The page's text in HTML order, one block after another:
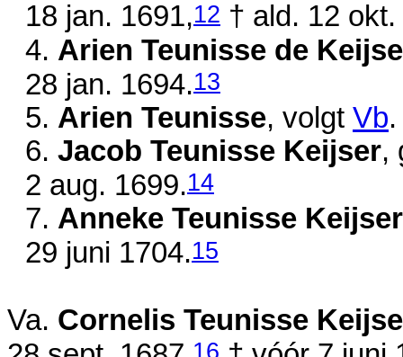
18 jan. 1691,12 † ald. 12
4. Arien Teunisse de
28 jan. 1694.13
5. Arien Teunisse, volgt Vb.
6. Jacob Teunisse Keijser,
2 aug. 1699.14
7. Anneke Teunisse Keijser
29 juni 1704.15
Va. Cornelis Teunisse
16